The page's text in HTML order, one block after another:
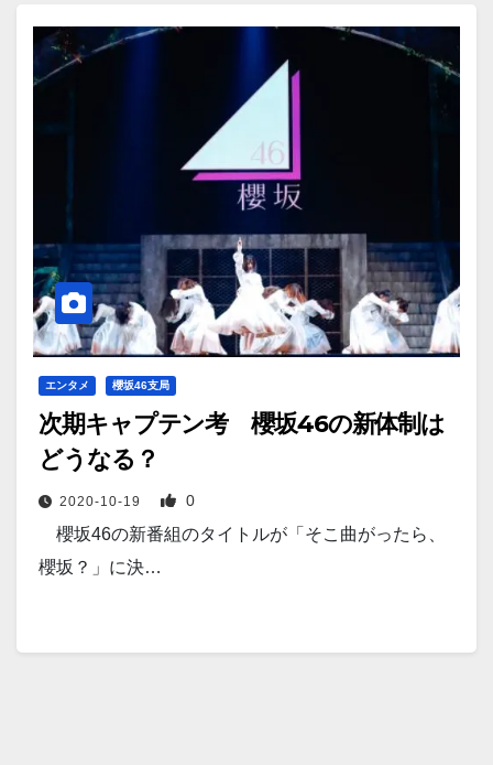
エンタメ 櫻坂46支局
次期キャプテン考 櫻坂46の新体制は
どうなる？
2020-10-19 0
櫻坂46の新番組のタイトルが「そこ曲がったら、
櫻坂？」に決…